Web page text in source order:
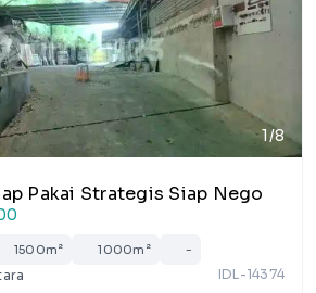
1/8
Pakai Strategis Siap Nego
1500m² 1000m² -
IDL-14374